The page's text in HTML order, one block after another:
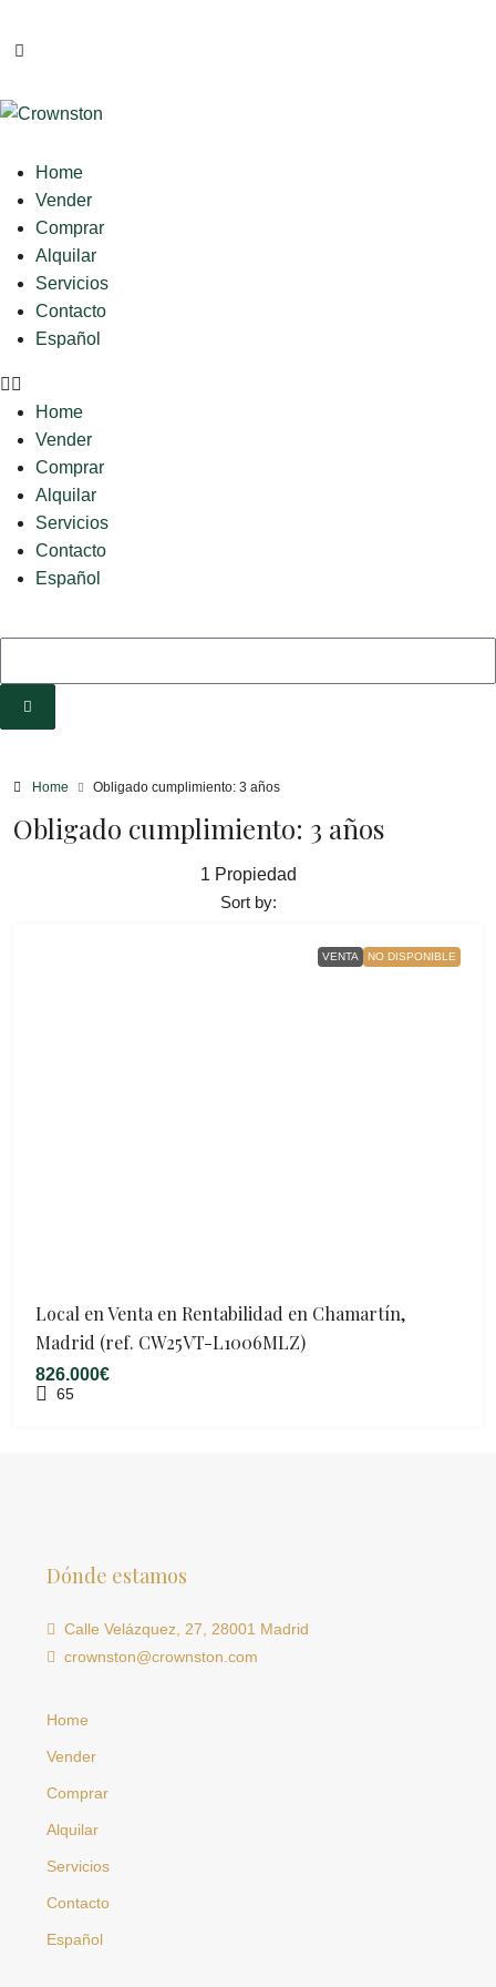
Home
Vender
Comprar
Alquilar
Servicios
Contacto
Español
Home
Vender
Comprar
Alquilar
Servicios
Contacto
Español
Home Obligado cumplimiento: 3 años
Obligado cumplimiento: 3 años
1 Propiedad
Sort by:
VENTA NO DISPONIBLE
Local en Venta en Rentabilidad en Chamartín,
Madrid (ref. CW25VT-L1006MLZ)
826.000€
65
Dónde estamos
Calle Velázquez, 27, 28001 Madrid
crownston@crownston.com
Home
Vender
Comprar
Alquilar
Servicios
Contacto
Español